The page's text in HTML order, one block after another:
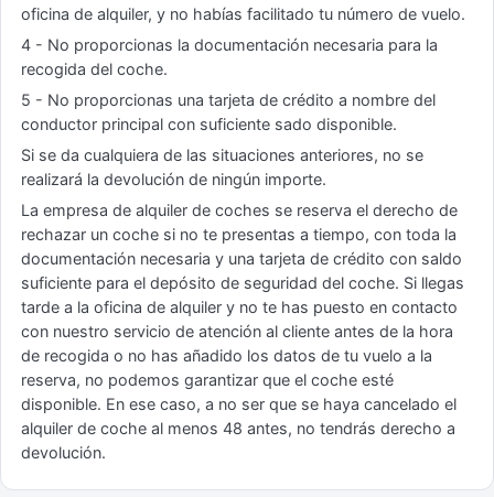
oficina de alquiler, y no habías facilitado tu número de vuelo.
4 - No proporcionas la documentación necesaria para la
recogida del coche.
5 - No proporcionas una tarjeta de crédito a nombre del
conductor principal con suficiente sado disponible.
Si se da cualquiera de las situaciones anteriores, no se
realizará la devolución de ningún importe.
La empresa de alquiler de coches se reserva el derecho de
rechazar un coche si no te presentas a tiempo, con toda la
documentación necesaria y una tarjeta de crédito con saldo
suficiente para el depósito de seguridad del coche. Si llegas
tarde a la oficina de alquiler y no te has puesto en contacto
con nuestro servicio de atención al cliente antes de la hora
de recogida o no has añadido los datos de tu vuelo a la
reserva, no podemos garantizar que el coche esté
disponible. En ese caso, a no ser que se haya cancelado el
alquiler de coche al menos 48 antes, no tendrás derecho a
devolución.